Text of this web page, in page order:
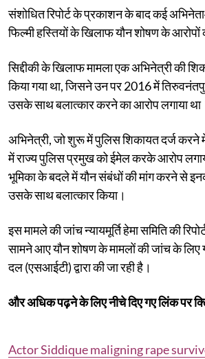
संशोधित रिपोर्ट के प्रकाशन के बाद कई
फिल्मी हस्तियों के खिलाफ यौन शोषण के
सिद्दीकी के खिलाफ मामला एक अभिनेत्री की
किया गया था, जिसने उन पर 2016 में
उसके साथ बलात्कार करने का आरोप लगाया
अभिनेत्री, जो शुरू में पुलिस शिकायत दर्ज करने
में राज्य पुलिस प्रमुख को ईमेल करके आरोप
भूमिका के बदले में यौन संबंधों की मांग करने से
उसके साथ बलात्कार किया।
इस मामले की जांच न्यायमूर्ति हेमा समिति की
सामने आए यौन शोषण के मामलों की जांच के लिए
दल (एसआईटी) द्वारा की जा रही है।
और अधिक पढ़ने के लिए नीचे दिए गए लिंक पर
Actor Siddique maligning rape